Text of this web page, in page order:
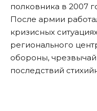
полковника в 2007
После армии
кризисных
регионального
обороны,
последствий